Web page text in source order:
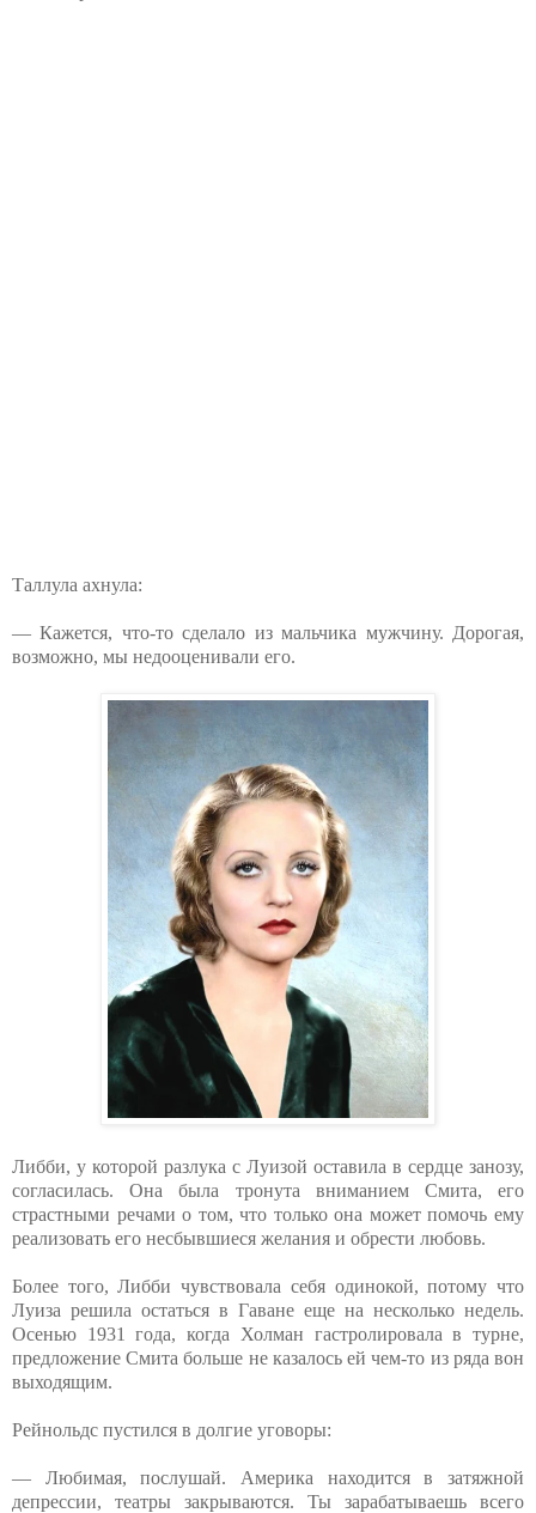
Таллула ахнула:
— Кажется, что-то сделало из мальчика мужчину. Дорогая,
возможно, мы недооценивали его.
Либби, у которой разлука с Луизой оставила в сердце занозу,
согласилась. Она была тронута вниманием Смита, его
страстными речами о том, что только она может помочь ему
реализовать его несбывшиеся желания и обрести любовь.
Более того, Либби чувствовала себя одинокой, потому что
Луиза решила остаться в Гаване еще на несколько недель.
Осенью 1931 года, когда Холман гастролировала в турне,
предложение Смита больше не казалось ей чем-то из ряда вон
выходящим.
Рейнольдс пустился в долгие уговоры:
— Любимая, послушай. Америка находится в затяжной
депрессии, театры закрываются. Ты зарабатываешь всего